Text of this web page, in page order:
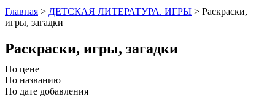
Главная > ДЕТСКАЯ ЛИТЕРАТУРА. ИГРЫ > Раскраски,
игры, загадки
Раскраски, игры, загадки
По цене
По названию
По дате добавления